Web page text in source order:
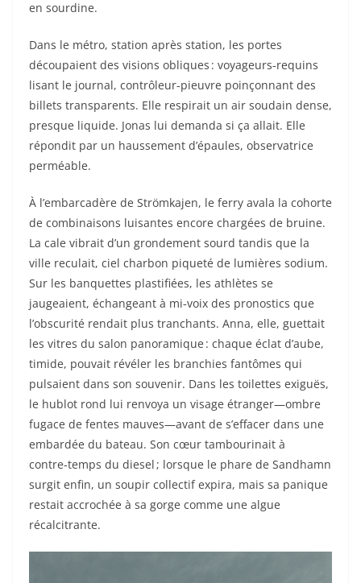
en sourdine.
Dans le métro, station après station, les portes
découpaient des visions obliques : voyageurs‑requins
lisant le journal, contrôleur‑pieuvre poinçonnant des
billets transparents. Elle respirait un air soudain dense,
presque liquide. Jonas lui demanda si ça allait. Elle
répondit par un haussement d’épaules, observatrice
perméable.
À l’embarcadère de Strömkajen, le ferry avala la cohorte
de combinaisons luisantes encore chargées de bruine.
La cale vibrait d’un grondement sourd tandis que la
ville reculait, ciel charbon piqueté de lumières sodium.
Sur les banquettes plastifiées, les athlètes se
jaugeaient, échangeant à mi‑voix des pronostics que
l’obscurité rendait plus tranchants. Anna, elle, guettait
les vitres du salon panoramique : chaque éclat d’aube,
timide, pouvait révéler les branchies fantômes qui
pulsaient dans son souvenir. Dans les toilettes exiguës,
le hublot rond lui renvoya un visage étranger—ombre
fugace de fentes mauves—avant de s’effacer dans une
embardée du bateau. Son cœur tambourinait à
contre‑temps du diesel ; lorsque le phare de Sandhamn
surgit enfin, un soupir collectif expira, mais sa panique
restait accrochée à sa gorge comme une algue
récalcitrante.